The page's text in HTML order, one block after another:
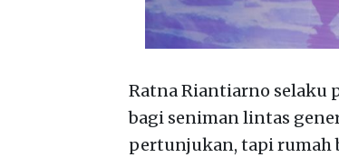
Ratna Riantiarno selaku
bagi seniman lintas
pertunjukan, tapi rumah